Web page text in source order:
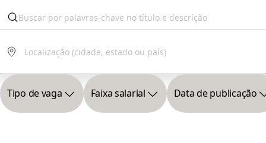
Tipo de vaga Faixa salarial Data de publicação